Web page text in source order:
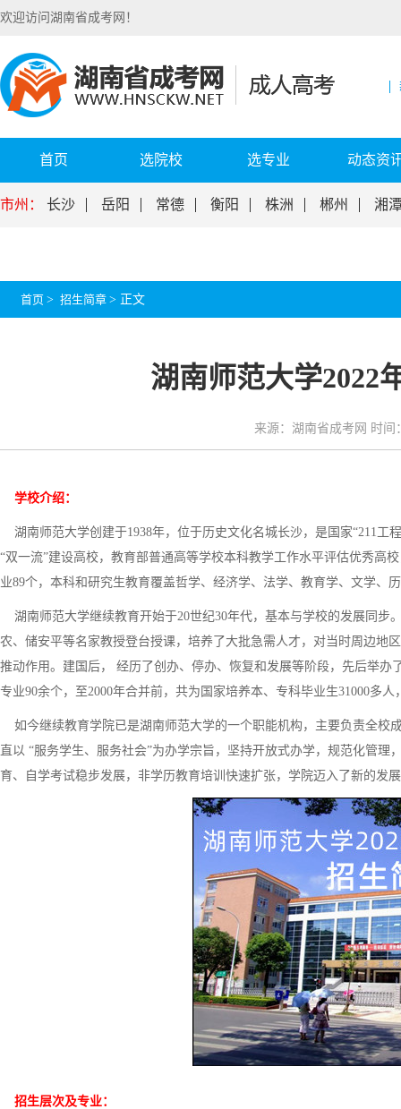
欢迎访问湖南省成考网！
首页 选院校 选专业 动态资
市州： 长沙 岳阳 常德 衡阳 株洲 郴州 湘
首页 > 招生简章 > 正文
湖南师范大学2022
来源：湖南省成考网 时间
学校介绍：
湖南师范大学创建于1938年，位于历史文化名城长沙，是国家“211工
“双一流”建设高校，教育部普通高等学校本科教学工作水平评估优秀高
业89个，本科和研究生教育覆盖哲学、经济学、法学、教育学、文学、
湖南师范大学继续教育开始于20世纪30年代，基本与学校的发展同步
农、储安平等名家教授登台授课，培养了大批急需人才，对当时周边地
推动作用。建国后， 经历了创办、停办、恢复和发展等阶段，先后举
专业90余个，至2000年合并前，共为国家培养本、专科毕业生31000多
如今继续教育学院已是湖南师范大学的一个职能机构，主要负责全校
直以 “服务学生、服务社会”为办学宗旨，坚持开放式办学，规范化管
育、自学考试稳步发展，非学历教育培训快速扩张，学院迈入了新的发
招生层次及专业：